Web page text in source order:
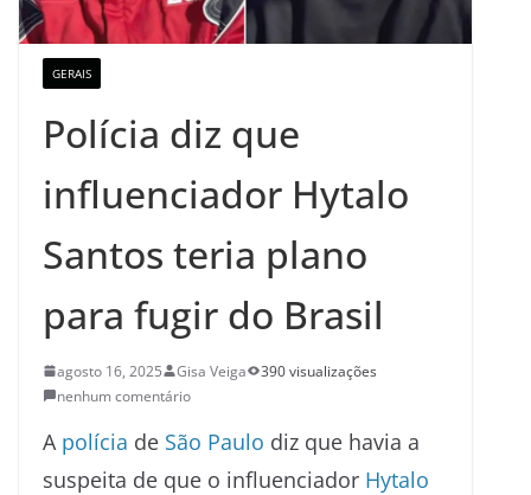
GERAIS
Polícia diz que
influenciador Hytalo
Santos teria plano
para fugir do Brasil
agosto 16, 2025 Gisa Veiga
390 visualizações
nenhum comentário
A polícia de São Paulo diz que havia a
suspeita de que o influenciador Hytalo